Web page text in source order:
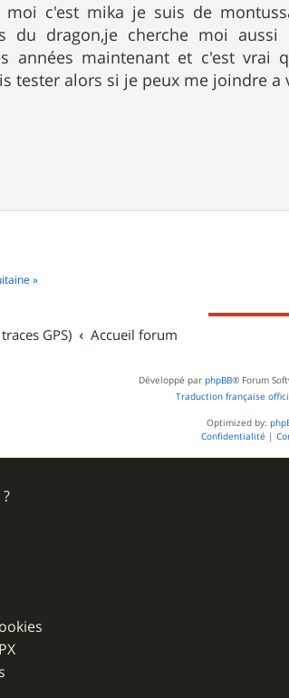
moi c'est mika je suis de
du dragon,je cherche moi
années maintenant et c'est vrai
tester alors si je peux me joindre a
»
GPS) Accueil forum
Développé par phpBB® Forum
Traduction française
Optimized by:
Confidentialité |